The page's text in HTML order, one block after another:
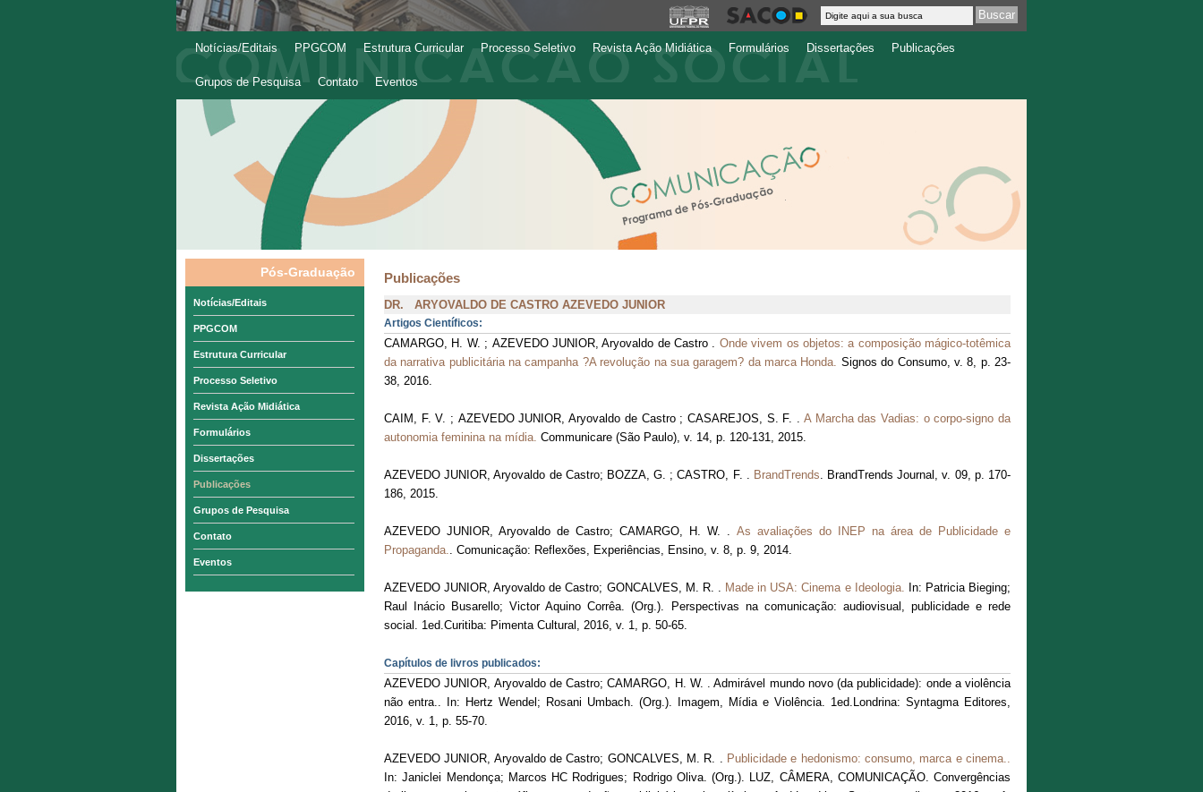
Notícias/Editais PPGCOM Estrutura Curricular Processo Seletivo Revista Ação Midiática Formulários Dissertações Publicações
Grupos de Pesquisa Contato Eventos
Pós-Graduação
Notícias/Editais
PPGCOM
Estrutura Curricular
Processo Seletivo
Revista Ação Midiática
Formulários
Dissertações
Publicações
Grupos de Pesquisa
Contato
Eventos
Publicações
DR. ARYOVALDO DE CASTRO AZEVEDO JUNIOR
Artigos Científicos:
CAMARGO, H. W. ; AZEVEDO JUNIOR, Aryovaldo de Castro . Onde vivem os objetos: a composição mágico-totêmica
da narrativa publicitária na campanha ?A revolução na sua garagem? da marca Honda. Signos do Consumo, v. 8, p. 23-
38, 2016.
CAIM, F. V. ; AZEVEDO JUNIOR, Aryovaldo de Castro ; CASAREJOS, S. F. . A Marcha das Vadias: o corpo-signo da
autonomia feminina na mídia. Communicare (São Paulo), v. 14, p. 120-131, 2015.
AZEVEDO JUNIOR, Aryovaldo de Castro; BOZZA, G. ; CASTRO, F. . BrandTrends. BrandTrends Journal, v. 09, p. 170-
186, 2015.
AZEVEDO JUNIOR, Aryovaldo de Castro; CAMARGO, H. W. . As avaliações do INEP na área de Publicidade e
Propaganda.. Comunicação: Reflexões, Experiências, Ensino, v. 8, p. 9, 2014.
AZEVEDO JUNIOR, Aryovaldo de Castro; GONCALVES, M. R. . Made in USA: Cinema e Ideologia. In: Patricia Bieging;
Raul Inácio Busarello; Victor Aquino Corrêa. (Org.). Perspectivas na comunicação: audiovisual, publicidade e rede
social. 1ed.Curitiba: Pimenta Cultural, 2016, v. 1, p. 50-65.
Capítulos de livros publicados:
AZEVEDO JUNIOR, Aryovaldo de Castro; CAMARGO, H. W. . Admirável mundo novo (da publicidade): onde a violência
não entra.. In: Hertz Wendel; Rosani Umbach. (Org.). Imagem, Mídia e Violência. 1ed.Londrina: Syntagma Editores,
2016, v. 1, p. 55-70.
AZEVEDO JUNIOR, Aryovaldo de Castro; GONCALVES, M. R. . Publicidade e hedonismo: consumo, marca e cinema..
In: Janiclei Mendonça; Marcos HC Rodrigues; Rodrigo Oliva. (Org.). LUZ, CÂMERA, COMUNICAÇÃO. Convergências